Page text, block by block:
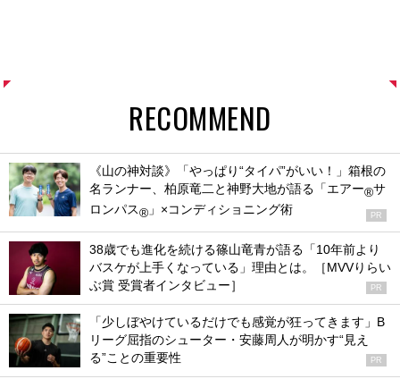
RECOMMEND
《山の神対談》「やっぱり“タイパ”がいい！」箱根の
名ランナー、柏原竜二と神野大地が語る「エアー®サ
ロンパス® 」×コンディショニング術 PR
38歳でも進化を続ける篠山竜青が語る「10年前より
バスケが上手くなっている」理由とは。［MVVりらい
ぶ賞 受賞者インタビュー］
PR
「少しぼやけているだけでも感覚が狂ってきます」B
リーグ屈指のシューター・安藤周人が明かす“見え
る”ことの重要性
PR